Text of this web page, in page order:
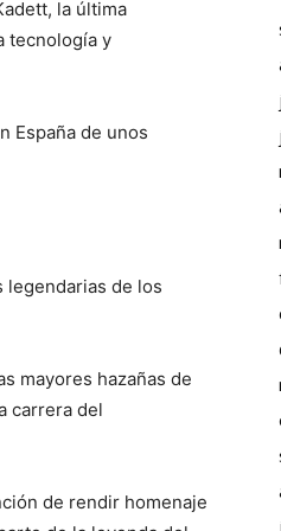
la última
tecnología y
España de unos
legendarias de los
mayores hazañas de
carrera del
de rendir homenaje